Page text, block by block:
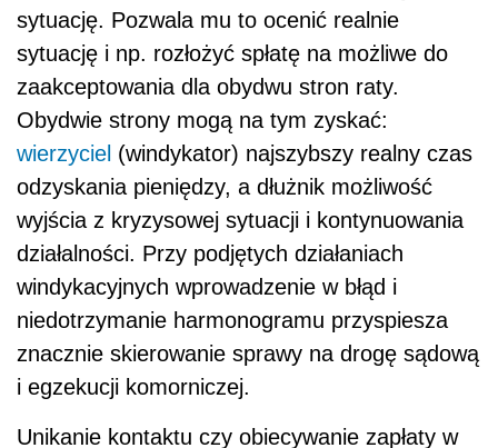
sytuację. Pozwala mu to ocenić realnie
sytuację i np. rozłożyć spłatę na możliwe do
zaakceptowania dla obydwu stron raty.
Obydwie strony mogą na tym zyskać:
wierzyciel (windykator) najszybszy realny czas
odzyskania pieniędzy, a dłużnik możliwość
wyjścia z kryzysowej sytuacji i kontynuowania
działalności. Przy podjętych działaniach
windykacyjnych wprowadzenie w błąd i
niedotrzymanie harmonogramu przyspiesza
znacznie skierowanie sprawy na drogę sądową
i egzekucji komorniczej.
Unikanie kontaktu czy obiecywanie zapłaty w